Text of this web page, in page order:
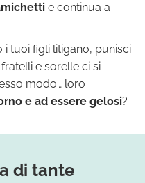
e continua a
i tuoi figli litigano, punisci
e sorelle ci si
modo… loro
e ad essere gelosi?
di tante